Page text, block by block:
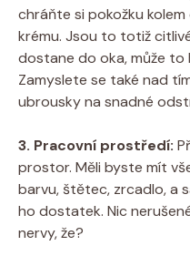
chráňte si pokožku
krému. Jsou to totiž
dostane do oka, může to
Zamyslete se také nad
ubrousky na snadné
3. Pracovní prostředí:
prostor. Měli byste mít
barvu, štětec, zrcadlo, a
ho dostatek. Nic
nervy, že?